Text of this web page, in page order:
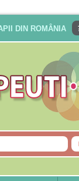
DIN ROMÂNIA